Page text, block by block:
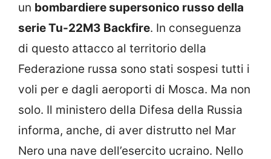
un bombardiere supersonico russo della
serie Tu-22M3 Backfire. In conseguenza
di questo attacco al territorio della
Federazione russa sono stati sospesi tutti i
voli per e dagli aeroporti di Mosca. Ma non
solo. Il ministero della Difesa della Russia
informa, anche, di aver distrutto nel Mar
Nero una nave dell’esercito ucraino. Nello